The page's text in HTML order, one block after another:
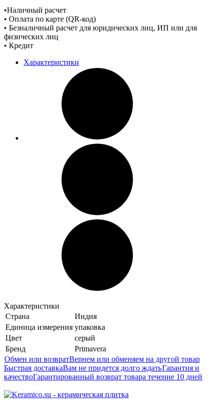
•Наличный расчет
• Оплата по карте (QR-код)
• Безналичный расчет для юридических лиц, ИП или для
физических лиц
• Кредит
Характеристики
Характеристики
Страна
Индия
Единица измерения упаковка
Цвет
серый
Бренд
Primavera
Обмен или возвратВернем или обменяем на другой товар
Быстрая доставкаВам не придется долго ждатьГарантия и
качествоГарантированный возврат товара течение 10 дней